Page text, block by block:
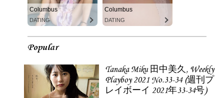
Columbus
DATING
Columbus
DATING
Popular
Tanaka Miku 田中美久, Weekly
Playboy 2021 No.33-34 (週刊プ
レイボーイ 2021年33-34号)